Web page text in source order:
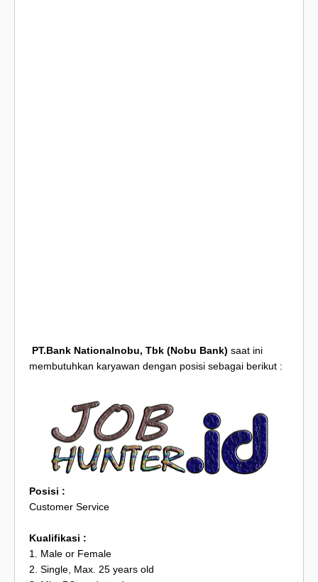
PT.Bank Nationalnobu, Tbk (Nobu Bank) saat ini
membutuhkan karyawan dengan posisi sebagai berikut :
Posisi :
Customer Service
Kualifikasi :
1. Male or Female
2. Single, Max. 25 years old